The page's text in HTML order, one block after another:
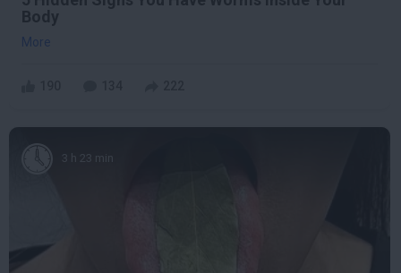
Body
More
3 h 23 min